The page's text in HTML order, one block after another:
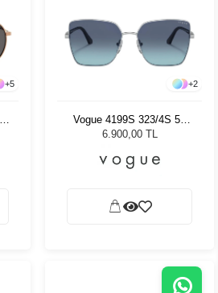
+5 +2
Vogue 4199S 323/4S 58
Kadın Güneş Gözlüğü
6.900,00 TL